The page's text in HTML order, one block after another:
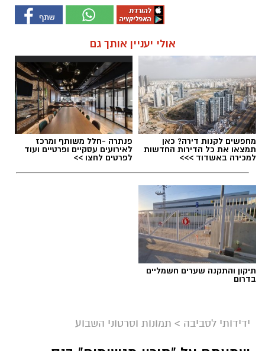
אולי יעניין אותך גם
מחפשים לקנות דירה? כאן
תמצאו את כל הדירות החדשות
למכירה באשדוד >>>
פנתרה -חלל משותף ומרכז
לאירועים עסקיים ופרטיים ועוד
לפרטים לחצו >>
תיקון והתקנה שערים חשמליים
בדרום
ידידותי לסביבה > תמונות וסרטוני השבוע